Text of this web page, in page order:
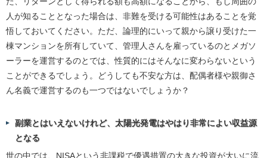
人が知ることとなった場合は、非難を受ける可能性はあることを覚
悟しておいてください。ただ、論理的にいって親から譲り受けた一
棟マンションを所有していて、管理人さんを雇っているのとメガソ
ーラーを運営するのとでは、性質的にはそんなに変わらないという
ことができるでしょう。どうしても不安な方は、配偶者様や親御さ
ん名義で運営するのも一つではないでしょうか？
副業とはいえないけれど、太陽光発電はやはり非常によい収益源
となる
世の中では、NISAという非課税で優遇措置の大きな投資が大いに流